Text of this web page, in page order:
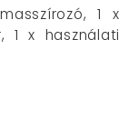
1 x
1 x használati